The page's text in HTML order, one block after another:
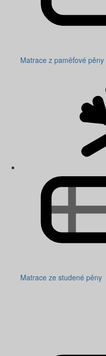
Matrace z paměťové pěny
Matrace ze studené pěny